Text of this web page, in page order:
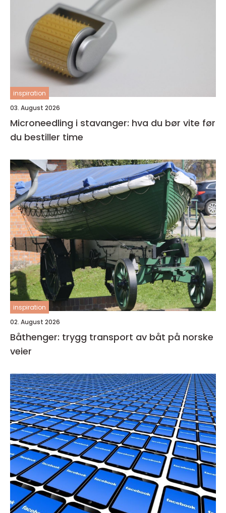
inspiration
03. August 2026
Microneedling i stavanger: hva du bør vite før
du bestiller time
inspiration
02. August 2026
Båthenger: trygg transport av båt på norske
veier